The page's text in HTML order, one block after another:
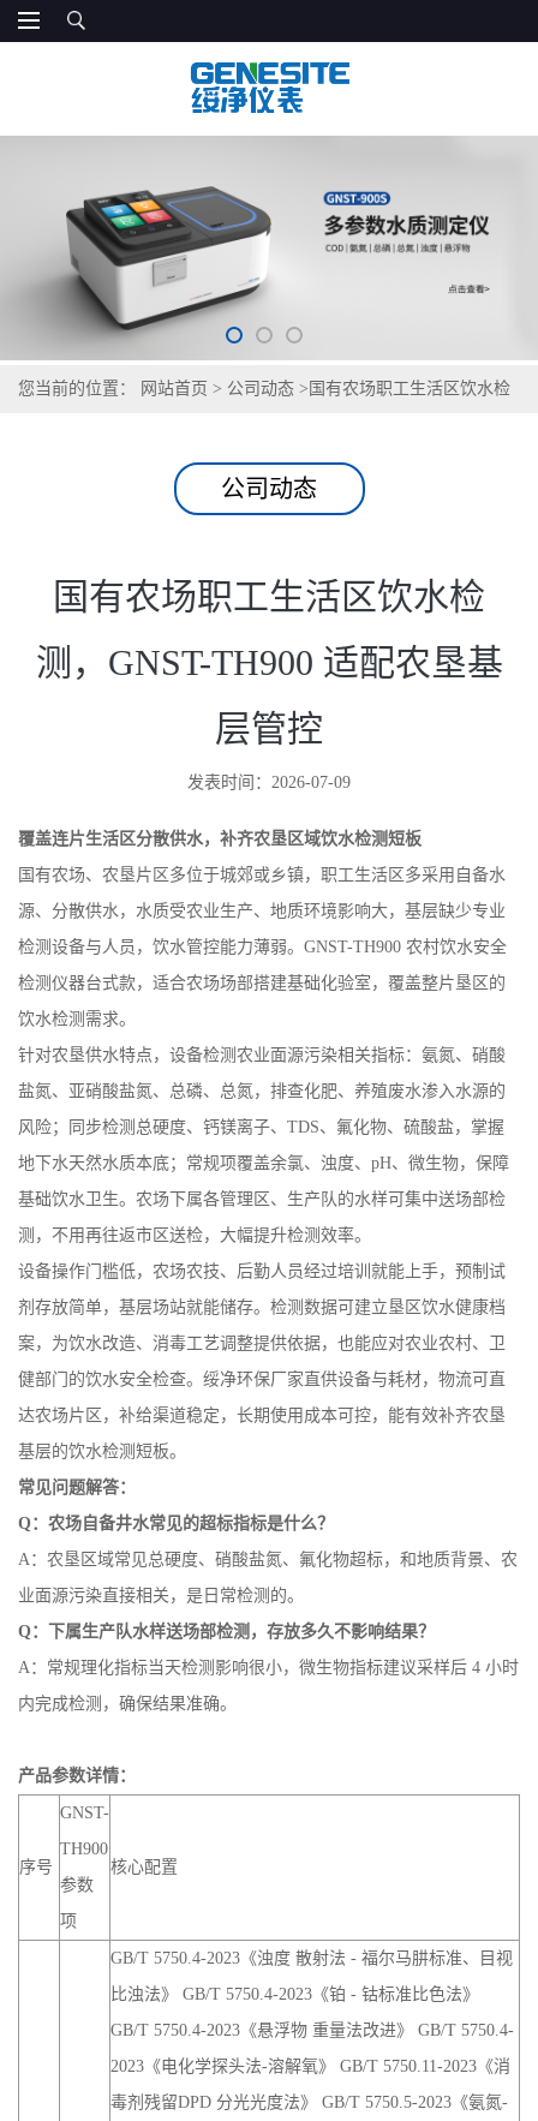
您当前的位置： 网站首页 > 公司动态 > 国有农场职工生活区饮水检
公司动态
国有农场职工生活区饮水检
测，GNST-TH900 适配农垦基
层管控
发表时间：2026-07-09
覆盖连片生活区分散供水，补齐农垦区域饮水检测短板
国有农场、农垦片区多位于城郊或乡镇，职工生活区多采用自备水
源、分散供水，水质受农业生产、地质环境影响大，基层缺少专业
检测设备与人员，饮水管控能力薄弱。GNST-TH900 农村饮水安全
检测仪器台式款，适合农场场部搭建基础化验室，覆盖整片垦区的
饮水检测需求。
针对农垦供水特点，设备检测农业面源污染相关指标：氨氮、硝酸
盐氮、亚硝酸盐氮、总磷、总氮，排查化肥、养殖废水渗入水源的
风险；同步检测总硬度、钙镁离子、TDS、氟化物、硫酸盐，掌握
地下水天然水质本底；常规项覆盖余氯、浊度、pH、微生物，保障
基础饮水卫生。农场下属各管理区、生产队的水样可集中送场部检
测，不用再往返市区送检，大幅提升检测效率。
设备操作门槛低，农场农技、后勤人员经过培训就能上手，预制试
剂存放简单，基层场站就能储存。检测数据可建立垦区饮水健康档
案，为饮水改造、消毒工艺调整提供依据，也能应对农业农村、卫
健部门的饮水安全检查。绥净环保厂家直供设备与耗材，物流可直
达农场片区，补给渠道稳定，长期使用成本可控，能有效补齐农垦
基层的饮水检测短板。
常见问题解答：
Q：农场自备井水常见的超标指标是什么？
A：农垦区域常见总硬度、硝酸盐氮、氟化物超标，和地质背景、农
业面源污染直接相关，是日常检测的。
Q：下属生产队水样送场部检测，存放多久不影响结果？
A：常规理化指标当天检测影响很小，微生物指标建议采样后 4 小时
内完成检测，确保结果准确。
产品参数详情：
序号
GNST-
TH900
参数
项
核心配置
GB/T 5750.4-2023《浊度 散射法 - 福尔马肼标准、目视
比浊法》 GB/T 5750.4-2023《铂 - 钴标准比色法》
GB/T 5750.4-2023《悬浮物 重量法改进》 GB/T 5750.4-
2023《电化学探头法-溶解氧》 GB/T 5750.11-2023《消
毒剂残留DPD 分光光度法》 GB/T 5750.5-2023《氨氮-